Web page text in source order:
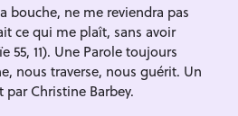
bouche, ne me reviendra pas
ce qui me plaît, sans avoir
55, 11). Une Parole toujours
nous traverse, nous guérit. Un
Christine Barbey.